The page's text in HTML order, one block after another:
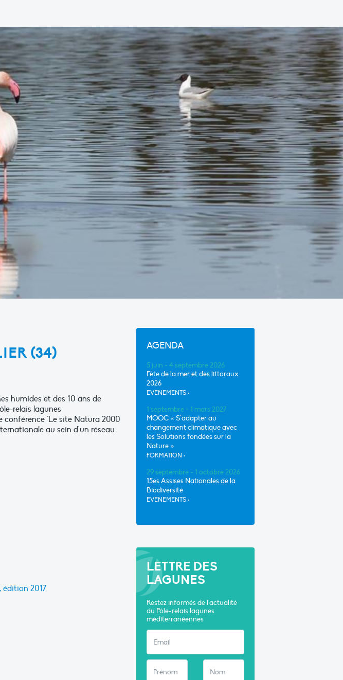
(34)
humides et des 10 ans de
relais lagunes
conférence "Le site Natura 2000
au sein d'un réseau
édition 2017
AGENDA
5 juin - 4 septembre 2026
Fête de la mer et des littoraux
2026
EVÈNEMENTS •
1 septembre - 1 mars 2027
MOOC « S’adapter au
changement climatique avec
les Solutions fondées sur la
Nature »
FORMATION •
29 septembre - 1 octobre 2026
15es Assises Nationales de la
Biodiversité
EVÈNEMENTS •
LETTRE DES
LAGUNES
Restez informés de l'actualité
du Pôle-relais lagunes
méditerranéennes